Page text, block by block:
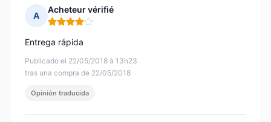
A
Acheteur vérifié
Nota: 4 de 5
Publicado el 22/05/2018 à 13h23
tras una compra de 22/05/2018
Entrega rápida
Opinión traducida